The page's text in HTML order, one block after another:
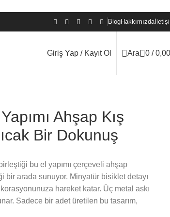
BlogHakkımızda
Giriş Yap / Kayıt Ol Ara 0 / 0,00
Ahşap Kış
Bir Dokunuş
bu el yapımı çerçeveli ahşap
bir arada sunuyor. Minyatür bisiklet detayı
hareket katar. Üç metal askı
Sadece bir adet üretilen bu tasarım,